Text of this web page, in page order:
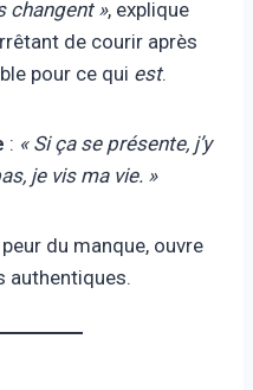
changent », explique
de courir après
pour ce qui est.
: « Si ça se présente, j’y
je vis ma vie. »
du manque, ouvre
authentiques.